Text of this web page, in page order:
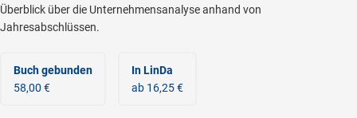
Überblick über die Unternehmensanalyse anhand von
Jahresabschlüssen.
Buch gebunden
58,00 €
In LinDa
ab 16,25 €